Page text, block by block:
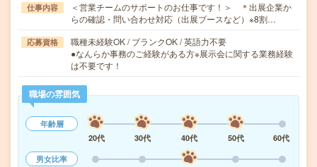
仕事内容
＜営業チームのサポートのお仕事です！＞ ＊出展企業か
らの確認・問い合わせ対応（出展ブースなど）※8割…
応募資格
職種未経験OK / ブランクOK / 英語力不要
●なんらか事務のご経験がある方※展示会に関する業務経験
は不要です！
職場の雰囲気
年齢層
20代
30代 40代 50代
60代
男女比率